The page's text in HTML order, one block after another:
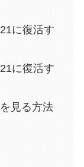
に復活す
に復活す
見る方法